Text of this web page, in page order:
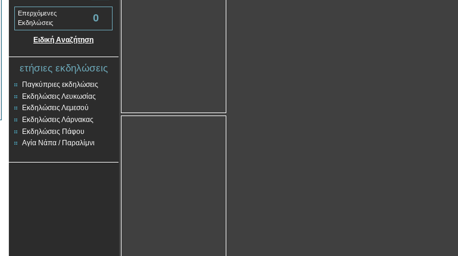
Επερχόμενες
Εκδηλώσεις
0
Ειδική Αναζήτηση
ετήσιες εκδηλώσεις
Παγκύπριες εκδηλώσεις
Εκδηλώσεις Λευκωσίας
Εκδηλώσεις Λεμεσού
Εκδηλώσεις Λάρνακας
Εκδηλώσεις Πάφου
Αγία Νάπα / Παραλίμνι